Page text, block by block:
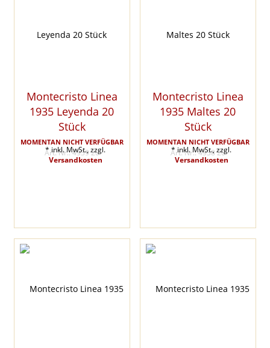
Montecristo Linea
1935 Leyenda 20
Stück
MOMENTAN NICHT VERFÜGBAR
Art. Nr.: 4939 20
* inkl. MwSt., zzgl.
Versandkosten
Montecristo Linea
1935 Maltes 20
Stück
MOMENTAN NICHT VERFÜGBAR
Art. Nr.: 4938 20
* inkl. MwSt., zzgl.
Versandkosten